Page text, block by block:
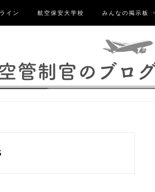
イン 航空保安大学校 みんなの掲示板